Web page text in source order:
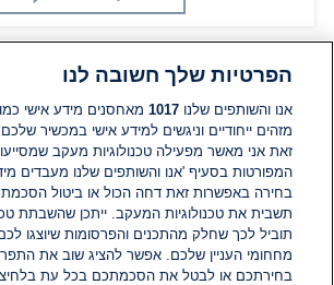
תגובות
אין עדיין תגובות. היה הראשון להגיב
הוסף תגובה
הפרטיות שלך חשובה לנו
אנו והשותפים שלנו1017 מאחסנים מידע אישי כמו
מזהים ייחודיים וניגשים למידע אישי במכשיר
זאת אני מאשר מפעילה טכנולוגיות מעקב
המפורטות בסעיף 'אנו והשותפים שלנו מעבדים
בחירה באפשרות זאת דחה הכול או ביטול
תשבית את טכנולוגיות המעקב. ייתכן שהשבתת
תוביל לכך שחלק מהתכנים והפרסומות שיוצגו
מחחומי העניין שלכם. אפשר להציג שוב את
בחירתכם או לבטל את הסכמתכם בכל עת